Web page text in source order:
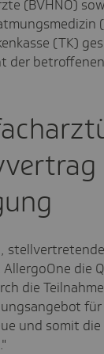
(BVHNO)
(TK)
der
die
die
und somit